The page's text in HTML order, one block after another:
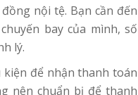
nội tệ. Bạn cần đến
bay của mình, số
lý.
kiện để nhận thanh toán
nên chuẩn bị để thanh